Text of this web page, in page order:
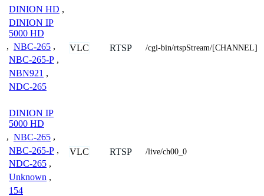
DINION HD ,
DINION IP
5000 HD
, NBC-265 ,
NBC-265-P ,
NBN921 ,
NDC-265
VLC RTSP /cgi-bin/rtspStream/[CHANNEL]
DINION IP
5000 HD
, NBC-265 ,
NBC-265-P ,
NDC-265 ,
Unknown ,
154
VLC RTSP /live/ch00_0